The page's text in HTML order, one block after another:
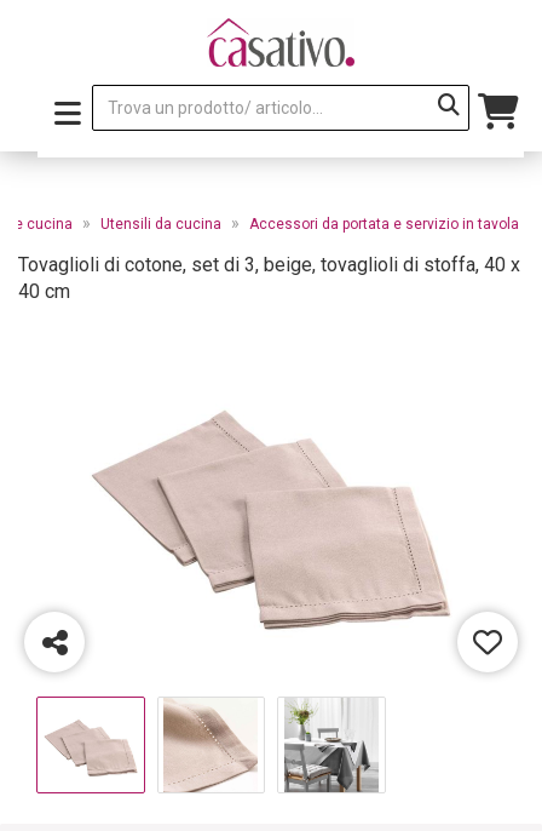
e cucina » Utensili da cucina » Accessori da portata e servizio in tavola
Tovaglioli di cotone, set di 3, beige, tovaglioli di stoffa, 40 x
40 cm